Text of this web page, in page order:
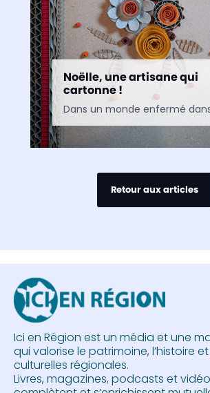
Noëlle, une artisane qui
cartonne !
Retour aux articles
Ici en Région est un média et une
qui valorise le patrimoine, l’histoire
culturelles régionales.
Livres, magazines, podcasts et